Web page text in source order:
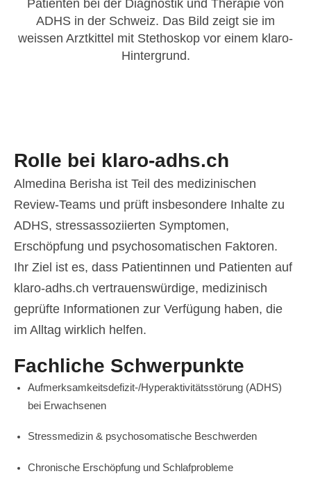
Rolle bei klaro-adhs.ch
Almedina Berisha ist Teil des medizinischen
Review-Teams und prüft insbesondere Inhalte zu
ADHS, stressassoziierten Symptomen,
Erschöpfung und psychosomatischen Faktoren.
Ihr Ziel ist es, dass Patientinnen und Patienten auf
klaro-adhs.ch vertrauenswürdige, medizinisch
geprüfte Informationen zur Verfügung haben, die
im Alltag wirklich helfen.
Fachliche Schwerpunkte
Aufmerksamkeitsdefizit-/Hyperaktivitätsstörung (ADHS)
bei Erwachsenen
Stressmedizin & psychosomatische Beschwerden
Chronische Erschöpfung und Schlafprobleme